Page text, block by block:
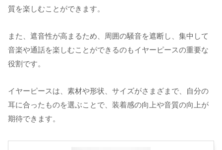
質を楽しむことができます。
また、遮音性が高まるため、周囲の騒音を遮断し、集中して
音楽や通話を楽しむことができるのもイヤーピースの重要な
役割です。
イヤーピースは、素材や形状、サイズがさまざまで、自分の
耳に合ったものを選ぶことで、装着感の向上や音質の向上が
期待できます。